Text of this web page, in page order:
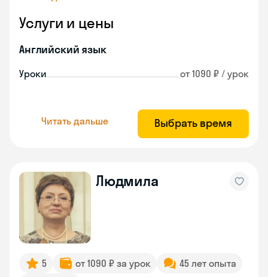
Услуги и цены
Английский язык
Уроки от 1090 ₽ / урок
Читать дальше Выбрать время
Людмила
5 от 1090 ₽ за урок
45 лет опыта